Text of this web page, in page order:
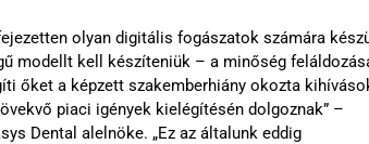
olyan digitális fogászatok számára
modellt kell készíteniük – a minőség
őket a képzett szakemberhiány okozta
piaci igények kielégítésén dolgoznak” –
Dental alelnöke. „Ez az általunk eddig